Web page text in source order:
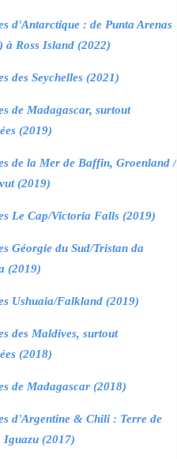
d'Antarctique : de Punta Arenas
à Ross Island (2022)
des Seychelles (2021)
de Madagascar, surtout
(2019)
de la Mer de Baffin, Groenland /
(2019)
Le Cap/Victoria Falls (2019)
Géorgie du Sud/Tristan da
(2019)
Ushuaia/Falkland (2019)
des Maldives, surtout
(2018)
de Madagascar (2018)
d'Argentine & Chili : Terre de
Iguazu (2017)